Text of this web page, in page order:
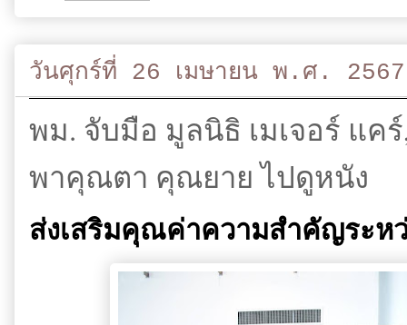
วันศุกร์ที่ 26 เมษายน พ.ศ. 2567
พม. จับมือ มูลนิธิ เมเจอร์ แค
พาคุณตา คุณยาย ไปดูหนัง
ส่งเสริมคุณค่าความสำคัญระห